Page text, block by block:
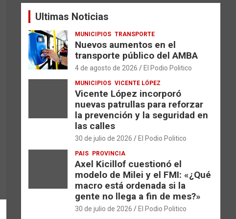
a
Ultimas Noticias
MUNICIPIOS TRANSPORTE
Nuevos aumentos en el
transporte público del AMBA
4 de agosto de 2026 El Podio Politico
MUNICIPIOS VICENTE LÓPEZ
Vicente López incorporó
nuevas patrullas para reforzar
la prevención y la seguridad en
las calles
30 de julio de 2026 El Podio Politico
PAIS PROVINCIA
Axel Kicillof cuestionó el
modelo de Milei y el FMI: «¿Qué
macro está ordenada si la
gente no llega a fin de mes?»
30 de julio de 2026 El Podio Politico